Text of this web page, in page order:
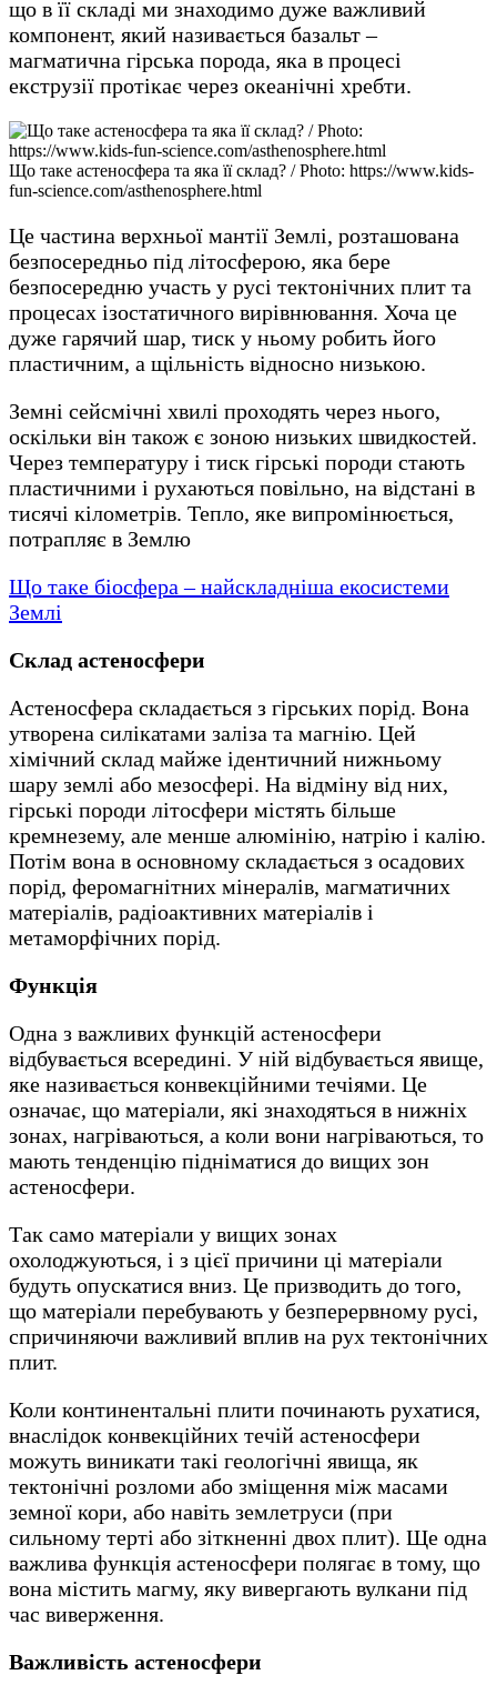
що в її складі ми знаходимо дуже важливий
компонент, який називається базальт –
магматична гірська порода, яка в процесі
екструзії протікає через океанічні хребти.
Що таке астеносфера та яка її склад? / Photo: https://www.kids-
fun-science.com/asthenosphere.html
Це частина верхньої мантії Землі, розташована
безпосередньо під літосферою, яка бере
безпосередню участь у русі тектонічних плит та
процесах ізостатичного вирівнювання. Хоча це
дуже гарячий шар, тиск у ньому робить його
пластичним, а щільність відносно низькою.
Земні сейсмічні хвилі проходять через нього,
оскільки він також є зоною низьких швидкостей.
Через температуру і тиск гірські породи стають
пластичними і рухаються повільно, на відстані в
тисячі кілометрів. Тепло, яке випромінюється,
потрапляє в Землю
Що таке біосфера – найскладніша екосистеми
Землі
Склад астеносфери
Астеносфера складається з гірських порід. Вона
утворена силікатами заліза та магнію. Цей
хімічний склад майже ідентичний нижньому
шару землі або мезосфері. На відміну від них,
гірські породи літосфери містять більше
кремнезему, але менше алюмінію, натрію і калію.
Потім вона в основному складається з осадових
порід, феромагнітних мінералів, магматичних
матеріалів, радіоактивних матеріалів і
метаморфічних порід.
Функція
Одна з важливих функцій астеносфери
відбувається всередині. У ній відбувається явище,
яке називається конвекційними течіями. Це
означає, що матеріали, які знаходяться в нижніх
зонах, нагріваються, а коли вони нагріваються, то
мають тенденцію підніматися до вищих зон
астеносфери.
Так само матеріали у вищих зонах
охолоджуються, і з цієї причини ці матеріали
будуть опускатися вниз. Це призводить до того,
що матеріали перебувають у безперервному русі,
спричиняючи важливий вплив на рух тектонічних
плит.
Коли континентальні плити починають рухатися,
внаслідок конвекційних течій астеносфери
можуть виникати такі геологічні явища, як
тектонічні розломи або зміщення між масами
земної кори, або навіть землетруси (при
сильному терті або зіткненні двох плит). Ще одна
важлива функція астеносфери полягає в тому, що
вона містить магму, яку вивергають вулкани під
час виверження.
Важливість астеносфери